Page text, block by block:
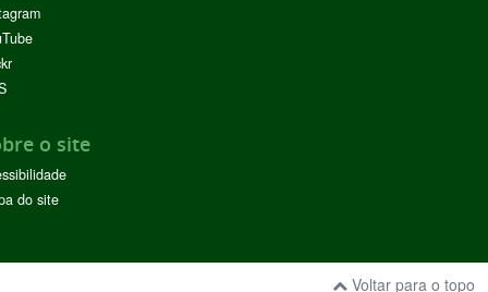
o site
do site
Voltar para o topo